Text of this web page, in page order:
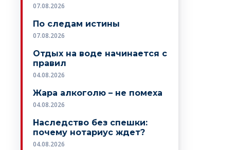
07.08.2026
По следам истины
07.08.2026
Отдых на воде начинается с
правил
04.08.2026
Жара алкоголю – не помеха
04.08.2026
Наследство без спешки:
почему нотариус ждет?
04.08.2026